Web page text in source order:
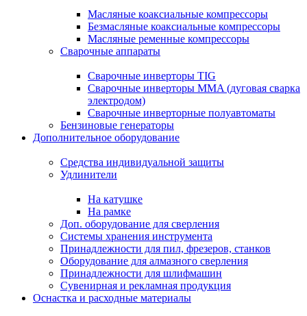
Масляные коаксиальные компрессоры
Безмасляные коаксиальные компрессоры
Масляные ременные компрессоры
Сварочные аппараты
Сварочные инверторы TIG
Сварочные инверторы MMA (дуговая сварка
электродом)
Сварочные инверторные полуавтоматы
Бензиновые генераторы
Дополнительное оборудование
Средства индивидуальной защиты
Удлинители
На катушке
На рамке
Доп. оборудование для сверления
Системы хранения инструмента
Принадлежности для пил, фрезеров, станков
Оборудование для алмазного сверления
Принадлежности для шлифмашин
Сувенирная и рекламная продукция
Оснастка и расходные материалы